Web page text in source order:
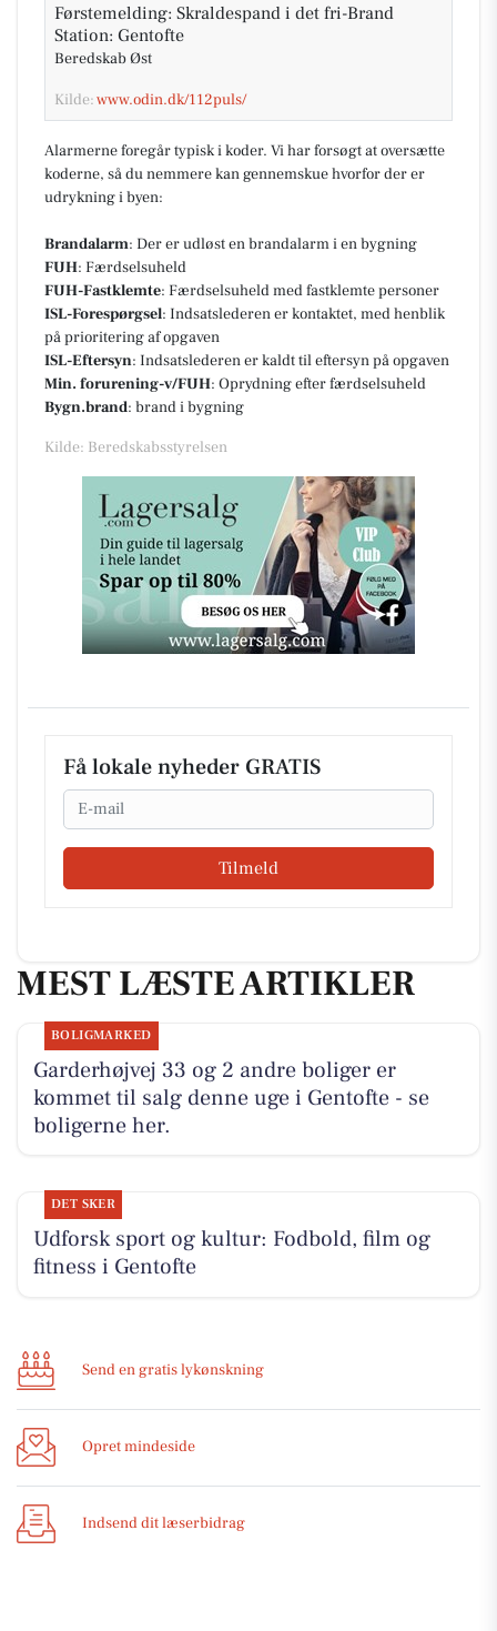
Førstemelding: Skraldespand i det fri-Brand
Station: Gentofte
Beredskab Øst
Kilde:www.odin.dk/112puls/
Alarmerne foregår typisk i koder. Vi har forsøgt at oversætte
koderne, så du nemmere kan gennemskue hvorfor der er
udrykning i byen:
Brandalarm: Der er udløst en brandalarm i en bygning
FUH: Færdselsuheld
FUH-Fastklemte: Færdselsuheld med fastklemte personer
ISL-Forespørgsel: Indsatslederen er kontaktet, med henblik
på prioritering af opgaven
ISL-Eftersyn: Indsatslederen er kaldt til eftersyn på opgaven
Min. forurening-v/FUH: Oprydning efter færdselsuheld
Bygn.brand: brand i bygning
Kilde: Beredskabsstyrelsen
Få lokale nyheder GRATIS
Email
Tilmeld
MEST LÆSTE ARTIKLER
BOLIGMARKED
Garderhøjvej 33 og 2 andre boliger er
kommet til salg denne uge i Gentofte - se
boligerne her.
DET SKER
Udforsk sport og kultur: Fodbold, film og
fitness i Gentofte
Send en gratis lykønskning
Opret mindeside
Indsend dit læserbidrag